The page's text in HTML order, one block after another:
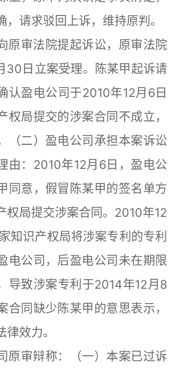
，请求驳回上诉，维持原判。
审法院提起诉讼，原审法院
30日立案受理。陈某甲起诉请
认盈电公司于2010年12月6日
权局提交的涉案合同不成立，
（二）盈电公司承担本案诉讼
由：2010年12月6日，盈电公
同意，假冒陈某甲的签名单方
权局提交涉案合同。2010年12
知识产权局将涉案专利的专利
电公司，后盈电公司未在期限
导致涉案专利于2014年12月8
合同缺少陈某甲的意思表示，
律效力。
审辩称：（一）本案已过诉